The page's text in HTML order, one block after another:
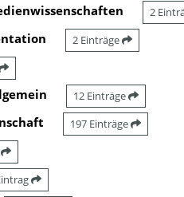
2
2 Einträge
12 Einträge
197 Einträge